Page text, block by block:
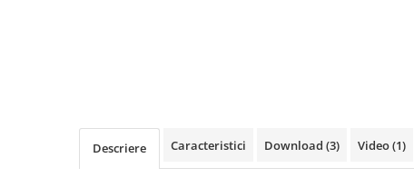
Prag de trecere
Descriere Caracteristici Download (3) Video(1)